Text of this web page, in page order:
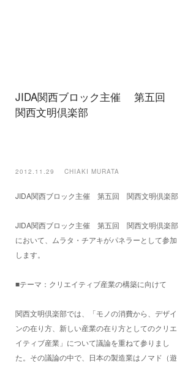
JIDA関西ブロック主催 第五回
関西文明倶楽部
2012.11.29 CHIAKI MURATA
JIDA関西ブロック主催 第五回 関西文明倶楽部
JIDA関西ブロック主催 第五回 関西文明倶楽部
において、ムラタ・チアキがパネラーとして参加
します。
■テーマ：クリエイティブ産業の構築に向けて
関西文明倶楽部では、「モノの消費から、デザイ
ンの在り方、新しい産業の在り方としてのクリエ
イティブ産業」について議論を重ねて参りまし
た。その議論の中で、日本の製造業はノマド（遊